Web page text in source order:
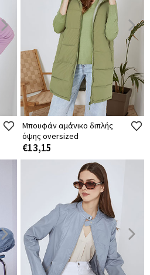
Μπουφάν αμάνικο διπλής
όψης oversized
€13,15